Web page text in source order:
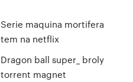
Serie maquina mortifera
tem na netflix
Dragon ball super_ broly
torrent magnet